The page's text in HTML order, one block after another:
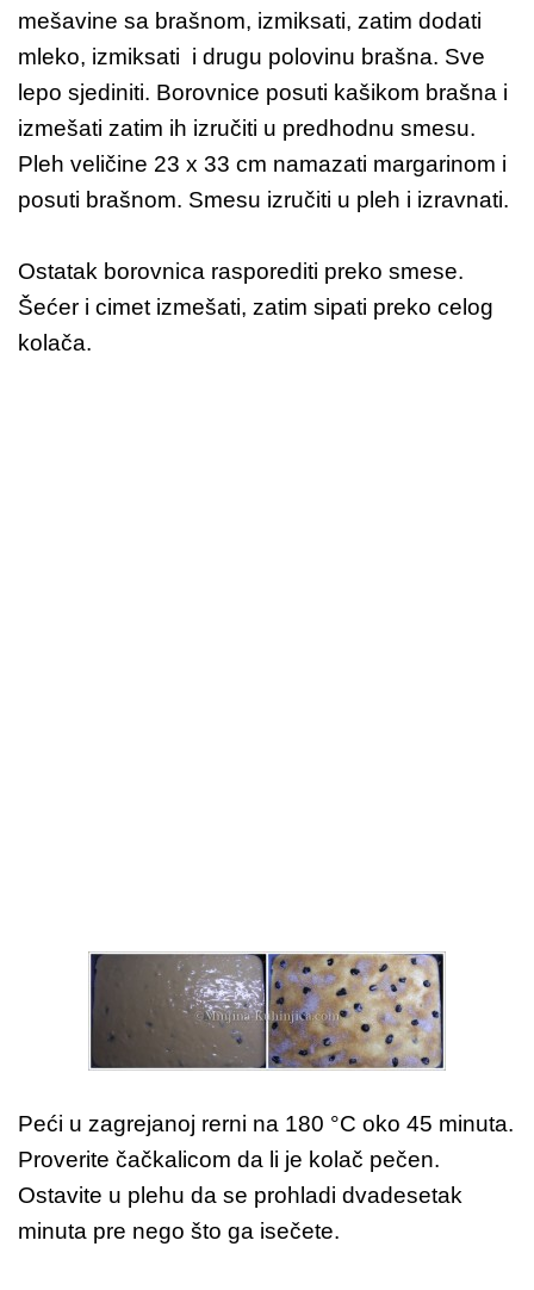
mešavine sa brašnom, izmiksati, zatim dodati
mleko, izmiksati i drugu polovinu brašna. Sve
lepo sjediniti. Borovnice posuti kašikom brašna i
izmešati zatim ih izručiti u predhodnu smesu.
Pleh veličine 23 x 33 cm namazati margarinom i
posuti brašnom. Smesu izručiti u pleh i izravnati.
Ostatak borovnica rasporediti preko smese.
Šećer i cimet izmešati, zatim sipati preko celog
kolača.
Peći u zagrejanoj rerni na 180 °C oko 45 minuta.
Proverite čačkalicom da li je kolač pečen.
Ostavite u plehu da se prohladi dvadesetak
minuta pre nego što ga isečete.